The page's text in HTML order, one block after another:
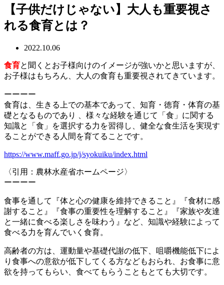
【子供だけじゃない】大人も重要視さ
れる食育とは？
2022.10.06
食育と聞くとお子様向けのイメージが強いかと思いますが、
お子様はもちろん、大人の食育も重要視されてきています。
ーーーー
食育は、生きる上での基本であって、知育・徳育・体育の基
礎となるものであり 、様々な経験を通じて「食」に関する
知識と「食」を選択する力を習得し、健全な食生活を実現す
ることができる人間を育てることです。
https://www.maff.go.jp/j/syokuiku/index.html
〈引用：農林水産省ホームページ〉
ーーーー
食事を通して『体と心の健康を維持できること』『食材に感
謝すること』『食事の重要性を理解すること』『家族や友達
と一緒に食べる楽しさを味わう』など、知識や経験によって
食べる力を育んでいく食育。
高齢者の方は、運動量や基礎代謝の低下、咀嚼機能低下によ
り食事への意欲が低下してくる方などもおられ、お食事に意
欲を持ってもらい、食べてもらうこともとても大切です。